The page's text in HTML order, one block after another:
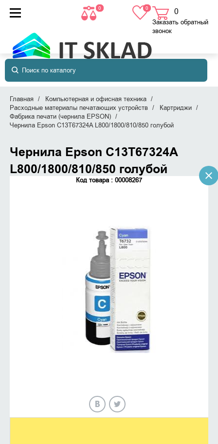
0 0 0
в корзине
Заказать обратный
звонок
Главная
Компьютерная и офисная техника
Расходные материалы печатающих устройств
Картриджи
Фабрика печати (чернила EPSON)
Чернила Epson C13T67324A L800/1800/810/850 голубой
Чернила Epson C13T67324A
L800/1800/810/850 голубой
Код товара : 00008267